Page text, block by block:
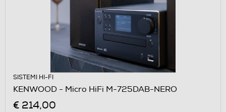
SISTEMI HI-FI
KENWOOD - Micro HiFi M-725DAB-NERO
€ 214,00